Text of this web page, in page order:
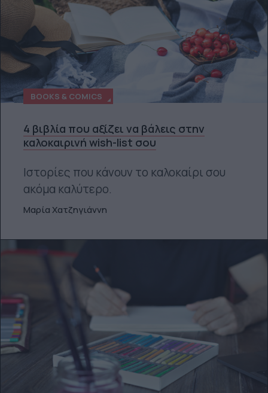
BOOKS & COMICS
4 βιβλία που αξίζει να βάλεις στην
καλοκαιρινή wish-list σου
Ιστορίες που κάνουν το καλοκαίρι σου
ακόμα καλύτερο.
Μαρία Χατζηγιάννη